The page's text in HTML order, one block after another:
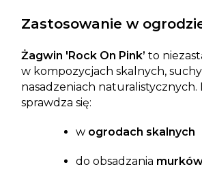
Zastosowanie w
Żagwin 'Rock On Pink’ to
w kompozycjach skalnych,
nasadzeniach naturalistycznych.
sprawdza się:
w ogrodach skalnych
do obsadzania